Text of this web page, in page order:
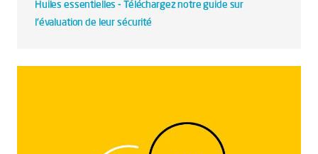
Huiles essentielles - Téléchargez notre guide sur
l'évaluation de leur sécurité